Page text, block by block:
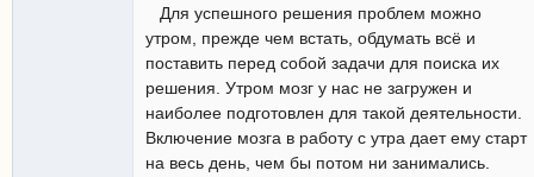
Для успешного решения проблем можно
утром, прежде чем встать, обдумать всё и
поставить перед собой задачи для поиска их
решения. Утром мозг у нас не загружен и
наиболее подготовлен для такой деятельности.
Включение мозга в работу с утра дает ему старт
на весь день, чем бы потом ни занимались.